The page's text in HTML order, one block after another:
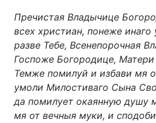
Пречистая Владычице
всех христиан, понеже
разве Тебе, Всенепорочная
Госпоже Богородице,
Темже помилуй и избави мя
умоли Милостиваго Сына
да помилует окаянную душу
мя от вечныя муки, и